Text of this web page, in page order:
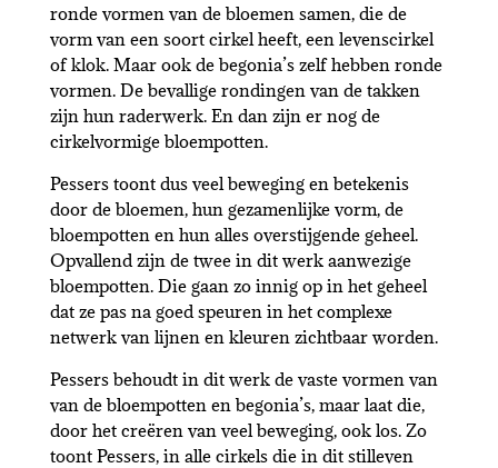
ronde vormen van de bloemen samen, die de
vorm van een soort cirkel heeft, een levenscirkel
of klok. Maar ook de begonia’s zelf hebben ronde
vormen. De bevallige rondingen van de takken
zijn hun raderwerk. En dan zijn er nog de
cirkelvormige bloempotten.
Pessers toont dus veel beweging en betekenis
door de bloemen, hun gezamenlijke vorm, de
bloempotten en hun alles overstijgende geheel.
Opvallend zijn de twee in dit werk aanwezige
bloempotten. Die gaan zo innig op in het geheel
dat ze pas na goed speuren in het complexe
netwerk van lijnen en kleuren zichtbaar worden.
Pessers behoudt in dit werk de vaste vormen van
van de bloempotten en begonia’s, maar laat die,
door het creëren van veel beweging, ook los. Zo
toont Pessers, in alle cirkels die in dit stilleven